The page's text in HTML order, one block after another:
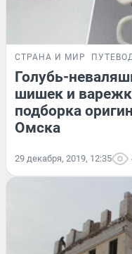
СТРАНА И МИР
Голубь-
шишек и
подборка
Омска
29 декабря, 2019, 12:35